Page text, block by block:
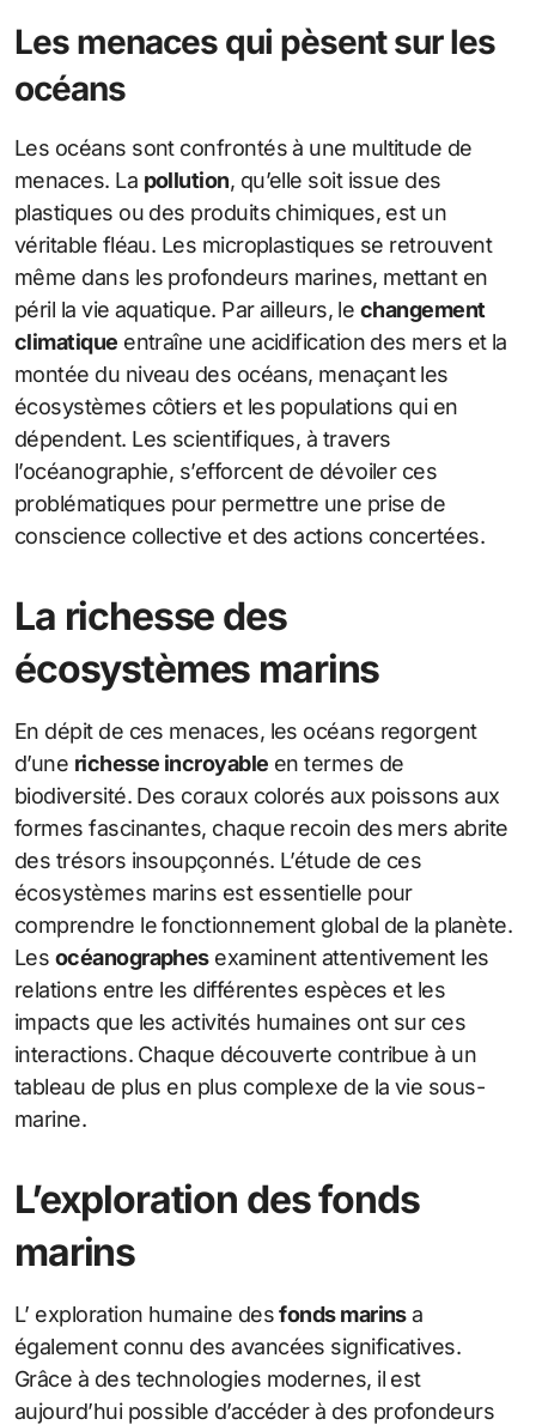
Les menaces qui pèsent sur les
océans
Les océans sont confrontés à une multitude de
menaces. La pollution, qu’elle soit issue des
plastiques ou des produits chimiques, est un
véritable fléau. Les microplastiques se retrouvent
même dans les profondeurs marines, mettant en
péril la vie aquatique. Par ailleurs, le changement
climatique entraîne une acidification des mers et la
montée du niveau des océans, menaçant les
écosystèmes côtiers et les populations qui en
dépendent. Les scientifiques, à travers
l’océanographie, s’efforcent de dévoiler ces
problématiques pour permettre une prise de
conscience collective et des actions concertées.
La richesse des
écosystèmes marins
En dépit de ces menaces, les océans regorgent
d’une richesse incroyable en termes de
biodiversité. Des coraux colorés aux poissons aux
formes fascinantes, chaque recoin des mers abrite
des trésors insoupçonnés. L’étude de ces
écosystèmes marins est essentielle pour
comprendre le fonctionnement global de la planète.
Les océanographesexaminent attentivement les
relations entre les différentes espèces et les
impacts que les activités humaines ont sur ces
interactions. Chaque découverte contribue à un
tableau de plus en plus complexe de la vie sous-
marine.
L’exploration des fonds
marins
L’ exploration humaine desfonds marinsa
également connu des avancées significatives.
Grâce à des technologies modernes, il est
aujourd’hui possible d’accéder à des profondeurs